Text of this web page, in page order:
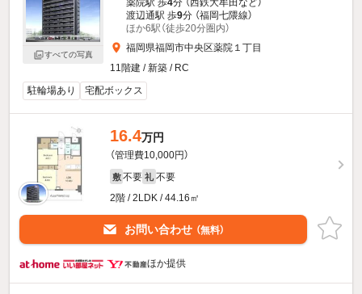
すべての写真
薬院駅 歩4分 （西鉄大牟田など）
渡辺通駅 歩9分 （福岡七隈線）
ほか6駅（徒歩20分圏内）
福岡県福岡市中央区薬院１丁目
11階建 / 新築 / RC
駐輪場あり
宅配ボックス
16.4万円
（管理費10,000円）
敷 不要 礼 不要
2階 / 2LDK / 44.16㎡
お問い合わせ （無料）
ほか提供